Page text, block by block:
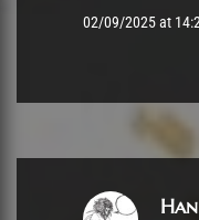
02/09/2025 at